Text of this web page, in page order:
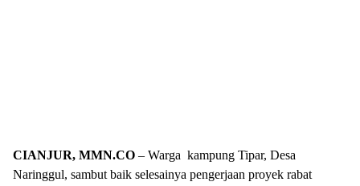
CIANJUR, MMN.CO – Warga kampung Tipar, Desa
Naringgul, sambut baik selesainya pengerjaan proyek rabat